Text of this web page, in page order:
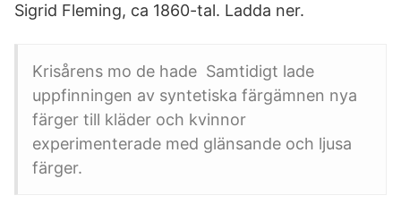
Sigrid Fleming, ca 1860-tal. Ladda ner.
Krisårens mo de hade Samtidigt lade
uppfinningen av syntetiska färgämnen nya
färger till kläder och kvinnor
experimenterade med glänsande och ljusa
färger.